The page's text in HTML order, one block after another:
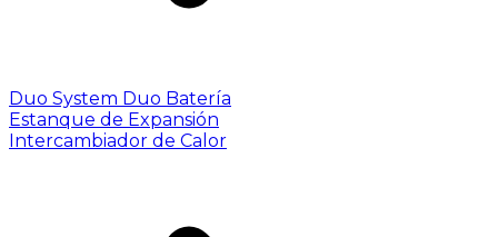
Duo System Duo Batería
Estanque de Expansión
Intercambiador de Calor